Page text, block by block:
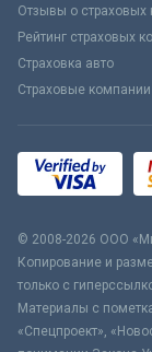
Отзывы о страховых
Рейтинг страховых
Страховка авто
Страховые компании
© 2008-2026 ООО
Копирование и
только с
Материалы с
«Спецпроект»,